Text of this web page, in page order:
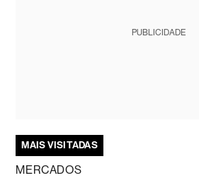
PUBLICIDADE
MAIS VISITADAS
MERCADOS